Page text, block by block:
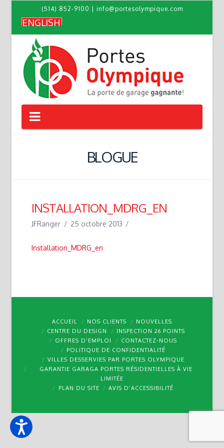
(514) 852-9100 info@portesolympique.com
ENGLISH
Navigation
BLOGUE
INSTALLATION_MDRG_EN
JFRanger 25 octobre 2013
Installation_MDRG_en
ACCUEIL NOS CLIENTS
NOUVELLES
CENTRE DU DESIGN
INSPECTION 26 POINTS
OFFRES D’EMPLOI
CONTACTEZ-NOUS
POLITIQUE DE CONFIDENTIALITÉ
VILLES DESSERVIES PAR PORTES OLYMPIQUE
GARANTIE GARAGA PORTES RÉSIDENTIELLES À VIE
LIMITÉE
PLAN DU SITE
AVIS D’ACCESSIBILITÉ